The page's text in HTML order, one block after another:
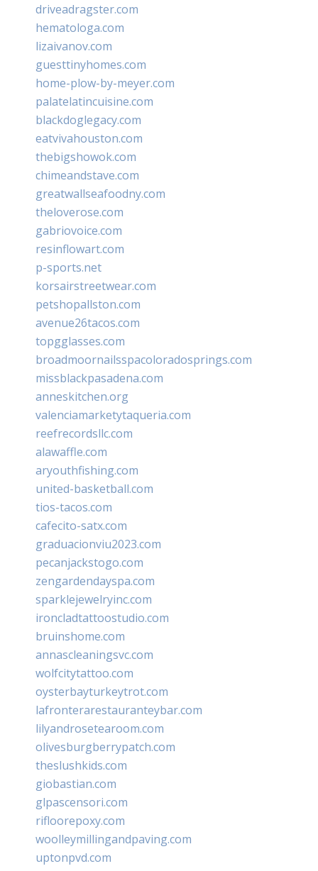
driveadragster.com
hematologa.com
lizaivanov.com
guesttinyhomes.com
home-plow-by-meyer.com
palatelatincuisine.com
blackdoglegacy.com
eatvivahouston.com
thebigshowok.com
chimeandstave.com
greatwallseafoodny.com
theloverose.com
gabriovoice.com
resinflowart.com
p-sports.net
korsairstreetwear.com
petshopallston.com
avenue26tacos.com
topgglasses.com
broadmoornailsspacoloradosprings.com
missblackpasadena.com
anneskitchen.org
valenciamarketytaqueria.com
reefrecordsllc.com
alawaffle.com
aryouthfishing.com
united-basketball.com
tios-tacos.com
cafecito-satx.com
graduacionviu2023.com
pecanjackstogo.com
zengardendayspa.com
sparklejewelryinc.com
ironcladtattoostudio.com
bruinshome.com
annascleaningsvc.com
wolfcitytattoo.com
oysterbayturkeytrot.com
lafronterarestauranteybar.com
lilyandrosetearoom.com
olivesburgberrypatch.com
theslushkids.com
giobastian.com
glpascensori.com
rifloorepoxy.com
woolleymillingandpaving.com
uptonpvd.com